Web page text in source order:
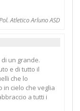
Atletico Arluno ASD
un grande.
e di tutto il
che lo
in cielo che veglia
a tutti i